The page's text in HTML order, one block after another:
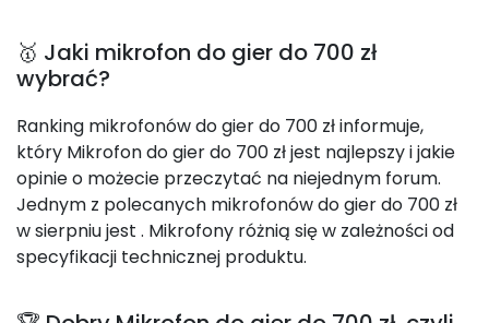
🥇 Jaki mikrofon do gier do 700 zł
wybrać?
Ranking mikrofonów do gier do 700 zł informuje,
który Mikrofon do gier do 700 zł jest najlepszy i jakie
opinie o możecie przeczytać na niejednym forum.
Jednym z polecanych mikrofonów do gier do 700 zł
w sierpniu jest . Mikrofony różnią się w zależności od
specyfikacji technicznej produktu.